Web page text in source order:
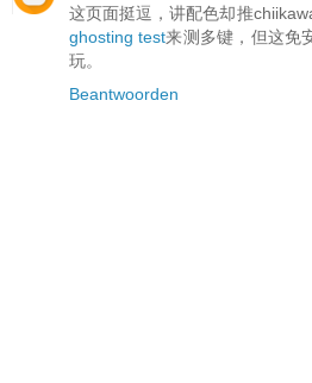
这页面挺逗，讲配色却推
ghosting test来测多键，但这免
玩。
Beantwoorden